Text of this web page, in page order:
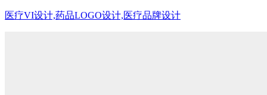
医疗VI设计,药品LOGO设计,医疗品牌设计